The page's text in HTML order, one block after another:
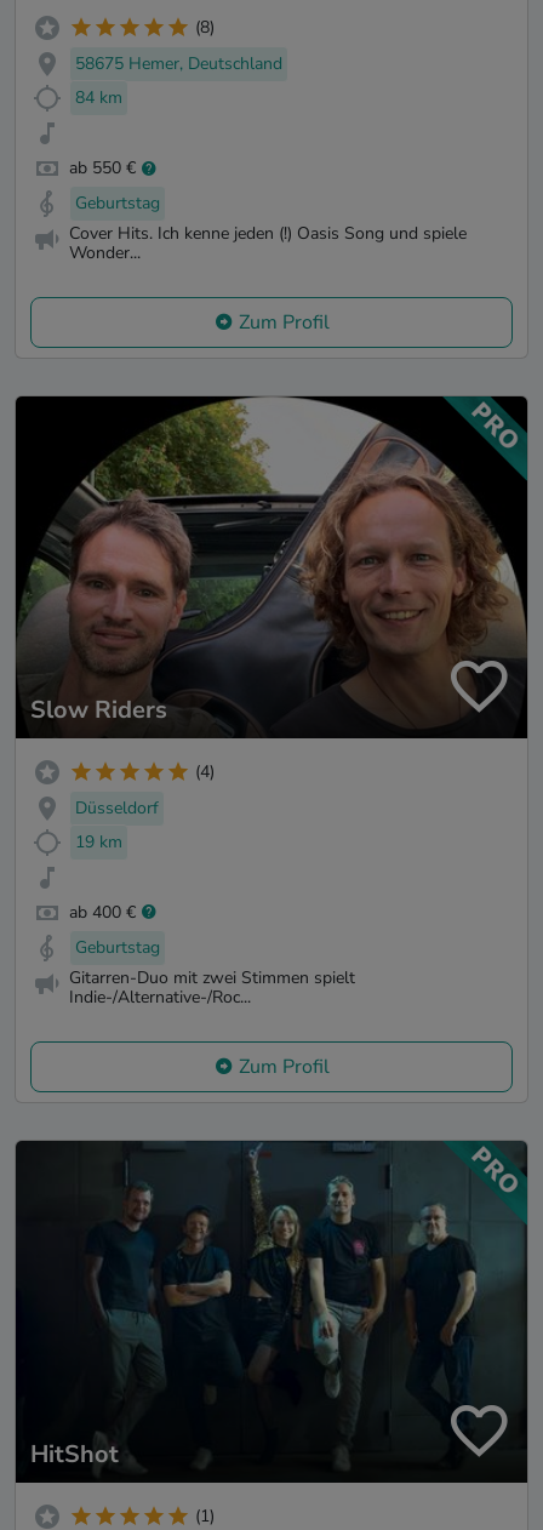
(8)
58675 Hemer, Deutschland
84 km
ab 550 €
Geburtstag
Cover Hits. Ich kenne jeden (!) Oasis Song und spiele
Wonder...
Zum Profil
Slow Riders
(4)
Düsseldorf
19 km
ab 400 €
Geburtstag
Gitarren-Duo mit zwei Stimmen spielt
Indie-/Alternative-/Roc...
Zum Profil
HitShot
(1)